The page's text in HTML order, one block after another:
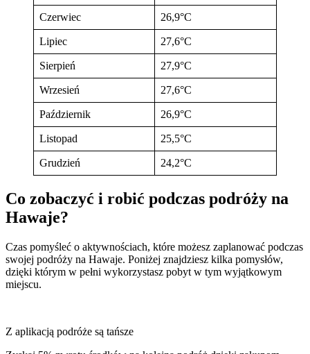
Czerwiec 26,9°C
Lipiec 27,6°C
Sierpień 27,9°C
Wrzesień 27,6°C
Październik 26,9°C
Listopad 25,5°C
Grudzień 24,2°C
Co zobaczyć i robić podczas podróży na
Hawaje?
Czas pomyśleć o aktywnościach, które możesz zaplanować podczas
swojej podróży na Hawaje. Poniżej znajdziesz kilka pomysłów,
dzięki którym w pełni wykorzystasz pobyt w tym wyjątkowym
miejscu.
Z aplikacją podróże są tańsze